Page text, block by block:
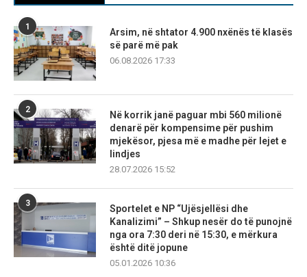
1
Arsim, në shtator 4.900 nxënës të klasës
së parë më pak
06.08.2026 17:33
2
Në korrik janë paguar mbi 560 milionë
denarë për kompensime për pushim
mjekësor, pjesa më e madhe për lejet e
lindjes
28.07.2026 15:52
3
Sportelet e NP “Ujësjellësi dhe
Kanalizimi” – Shkup nesër do të punojnë
nga ora 7:30 deri në 15:30, e mërkura
është ditë jopune
05.01.2026 10:36